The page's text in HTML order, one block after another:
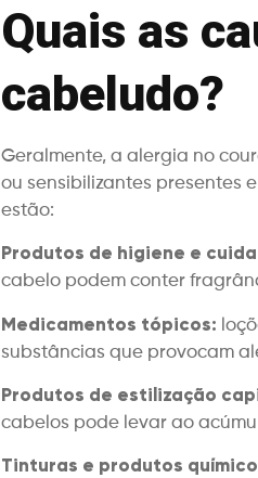
Quais as
cabeludo?
Geralmente, a alergia no
ou sensibilizantes presentes
estão:
Produtos de higiene e
cabelo podem conter
Medicamentos tópicos:
substâncias que provocam
Produtos de estilização
cabelos pode levar ao
Tinturas e produtos